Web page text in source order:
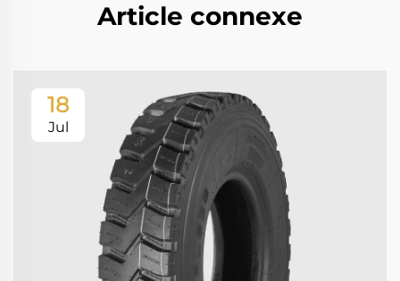
Article connexe
18
Jul